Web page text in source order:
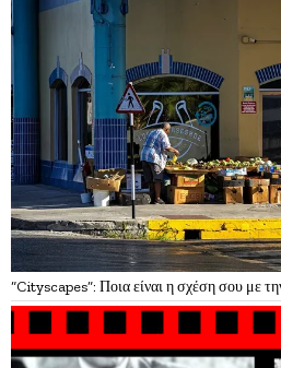
“Cityscapes”: Ποια είναι η σχέση σου με